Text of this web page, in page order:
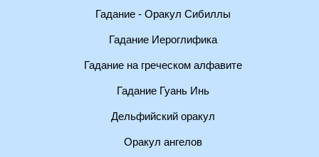
Гадание - Оракул Сибиллы
Гадание Иероглифика
Гадание на греческом алфавите
Гадание Гуань Инь
Дельфийский оракул
Оракул ангелов